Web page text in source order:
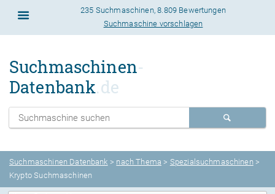
235 Suchmaschinen,8.809 Bewertungen
Suchmaschine vorschlagen
Suchmaschinen-
Datenbank.de
Suchmaschinen Datenbank > nach Thema > Spezialsuchmaschinen >
Krypto Suchmaschinen